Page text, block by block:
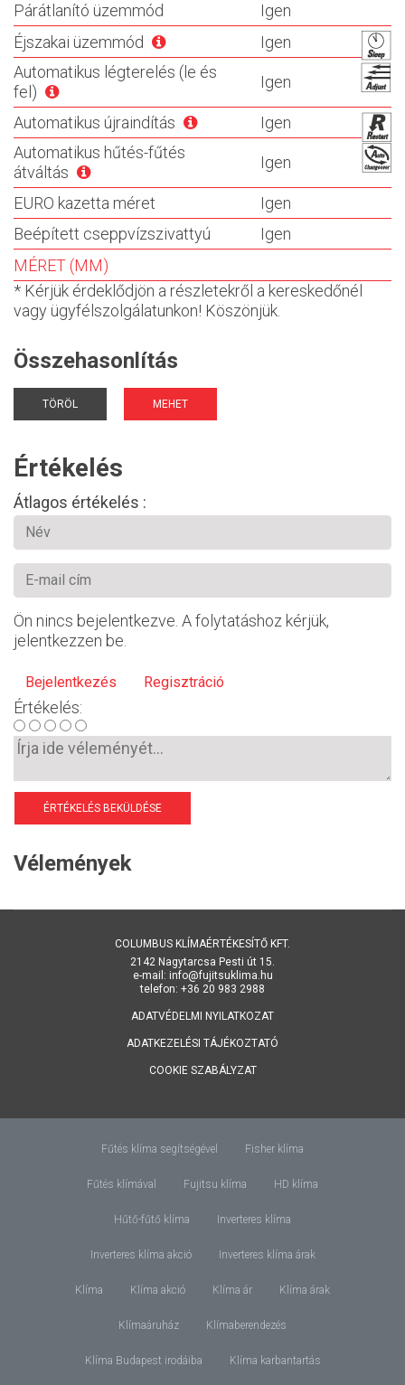
Párátlanító üzemmód
Igen
Éjszakai üzemmód
Igen
Automatikus légterelés (le és
fel)
Igen
Automatikus újraindítás
Igen
Automatikus hűtés-fűtés
átváltás
Igen
EURO kazetta méret
Igen
Beépített cseppvízszivattyú
Igen
MÉRET (MM)
* Kérjük érdeklődjön a részletekről a kereskedőnél
vagy ügyfélszolgálatunkon! Köszönjük.
Összehasonlítás
TÖRÖL MEHET
Értékelés
Átlagos értékelés :
Ön nincs bejelentkezve. A folytatáshoz kérjük,
jelentkezzen be.
Bejelentkezés Regisztráció
Értékelés:
ÉRTÉKELÉS BEKÜLDÉSE
Vélemények
COLUMBUS KLÍMAÉRTÉKESÍTŐ KFT.
2142 Nagytarcsa Pesti út 15.
e-mail: info@fujitsuklima.hu
telefon: +36 20 983 2988
ADATVÉDELMI NYILATKOZAT
ADATKEZELÉSI TÁJÉKOZTATÓ
COOKIE SZABÁLYZAT
Fűtés klíma segítségével Fisher klíma
Fűtés klímával Fujitsu klíma HD klíma
Hűtő-fűtő klíma Inverteres klíma
Inverteres klíma akció Inverteres klíma árak
Klíma Klíma akció Klíma ár Klíma árak
Klímaáruház Klímaberendezés
Klíma Budapest irodáiba Klíma karbantartás